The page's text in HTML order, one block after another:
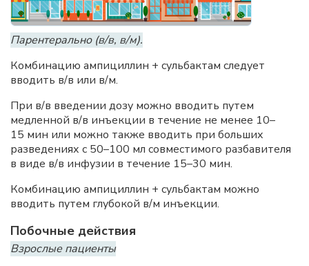
Парентерально (в/в, в/м).
Комбинацию ампициллин + сульбактам следует
вводить в/в или в/м.
При в/в введении дозу можно вводить путем
медленной в/в инъекции в течение не менее 10–
15 мин или можно также вводить при больших
разведениях с 50–100 мл совместимого разбавителя
в виде в/в инфузии в течение 15–30 мин.
Комбинацию ампициллин + сульбактам можно
вводить путем глубокой в/м инъекции.
Побочные действия
Взрослые пациенты